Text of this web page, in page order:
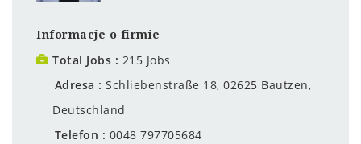
Informacje o firmie
Total Jobs
215 Jobs
Adresa
Schliebenstraße 18, 02625 Bautzen,
Deutschland
Telefon
0048 797705684